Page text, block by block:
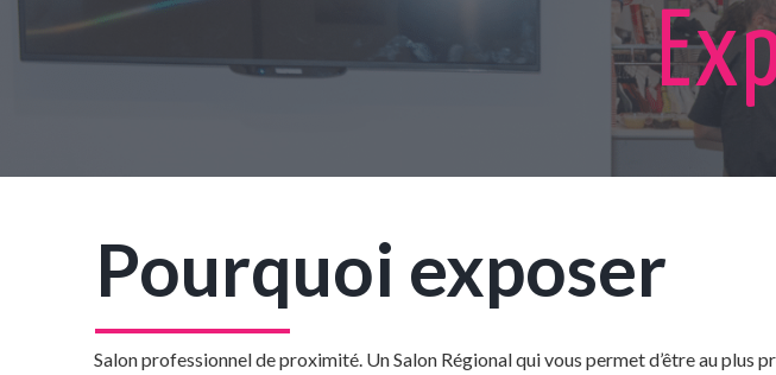
Pourquoi exposer
Salon professionnel de proximité. Un Salon Régional qui vous permet d’être au plus